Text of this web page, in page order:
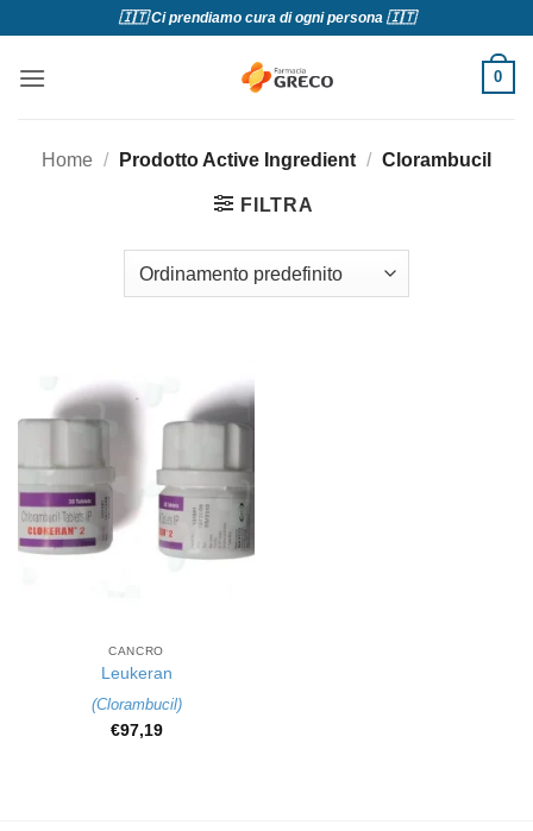
contenuti
🇮🇹 Ci prendiamo cura di ogni persona 🇮🇹
0
Home / Prodotto Active Ingredient / Clorambucil
FILTRA
CANCRO
Leukeran
(Clorambucil)
€97,19